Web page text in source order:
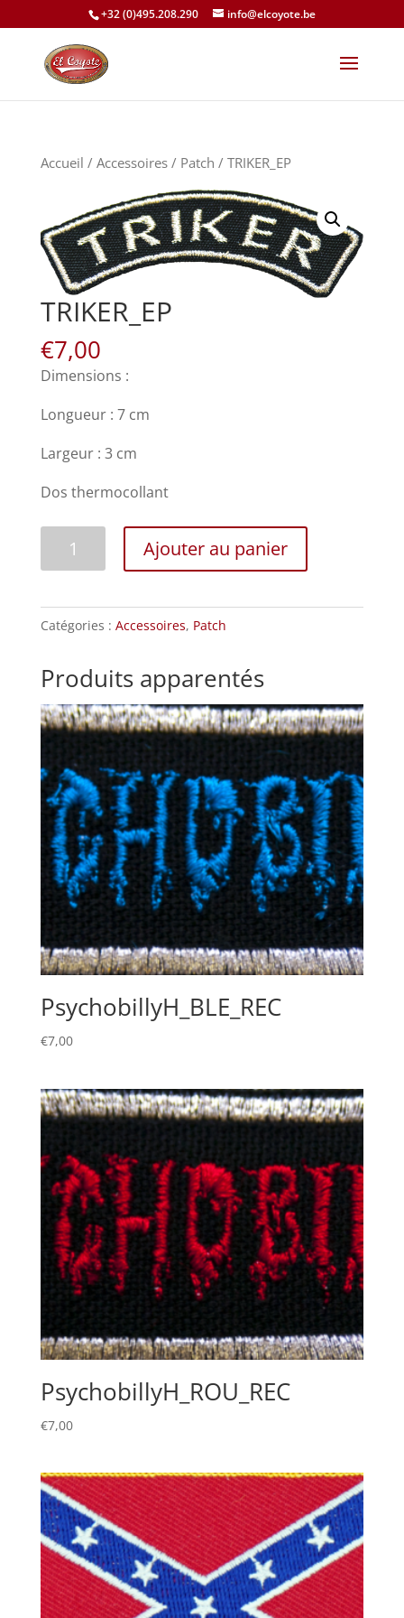
+32 (0)495.208.290 info@elcoyote.be
Accueil / Accessoires/ Patch / TRIKER_EP
TRIKER_EP
€7,00
Dimensions :
Longueur : 7 cm
Largeur : 3 cm
Dos thermocollant
quantité
Ajouter au panier
Catégories : Accessoires, Patch
Produits apparentés
PsychobillyH_BLE_REC
€7,00
PsychobillyH_ROU_REC
€7,00